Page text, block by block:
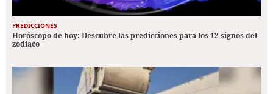
PREDICCIONES
Horóscopo de hoy: Descubre las predicciones para los 12 signos del
zodiaco